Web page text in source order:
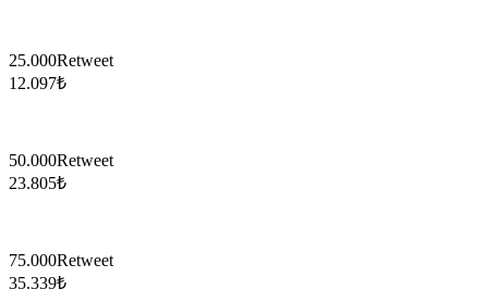
25.000Retweet
12.097₺
50.000Retweet
23.805₺
75.000Retweet
35.339₺